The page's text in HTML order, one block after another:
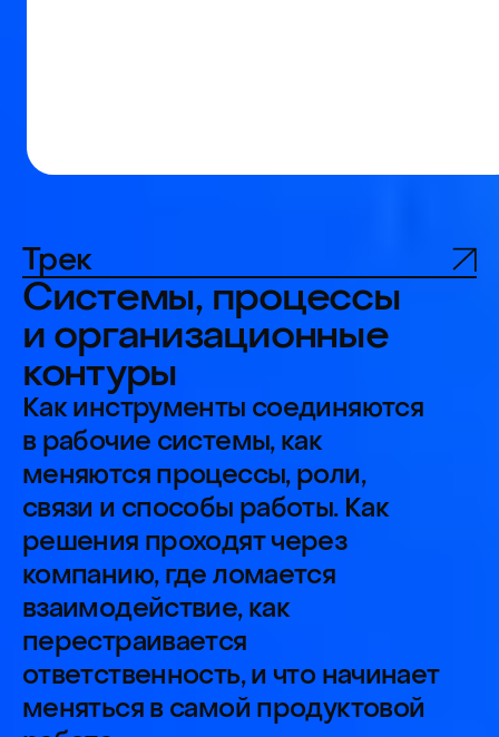
Евгений
Васильев
Директор по продукту
ВКонтакте, VK Видео и VK Музыка
Трансформация
продуктовой работы: как
сохранить эффективность
при рыночных изменениях
Старший
Трек
Инструменты и границы
их применимости
Разбираем то, что все еще
остается базой: где инструмент